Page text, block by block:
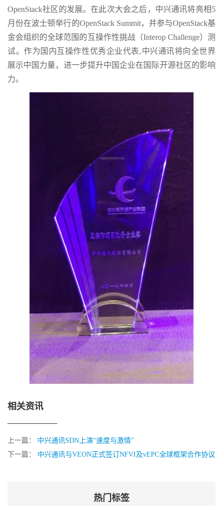
OpenStack社区的发展。在此次大会之后，中兴通讯将亮相5
月份在波士顿举行的OpenStack Summit，并参与OpenStack基
金会组织的全球范围的互操作性挑战（Interop Challenge）测
试。作为国内互操作性优秀企业代表,中兴通讯将向全世界
展示中国力量，进一步提升中国企业在国际开源社区的影响
力。
相关资讯
上一篇： 中兴通讯SDN上演“速度与激情”
下一篇： 中兴通讯与VEON正式签订NFVI及vEPC全球框架合作协议
热门标签